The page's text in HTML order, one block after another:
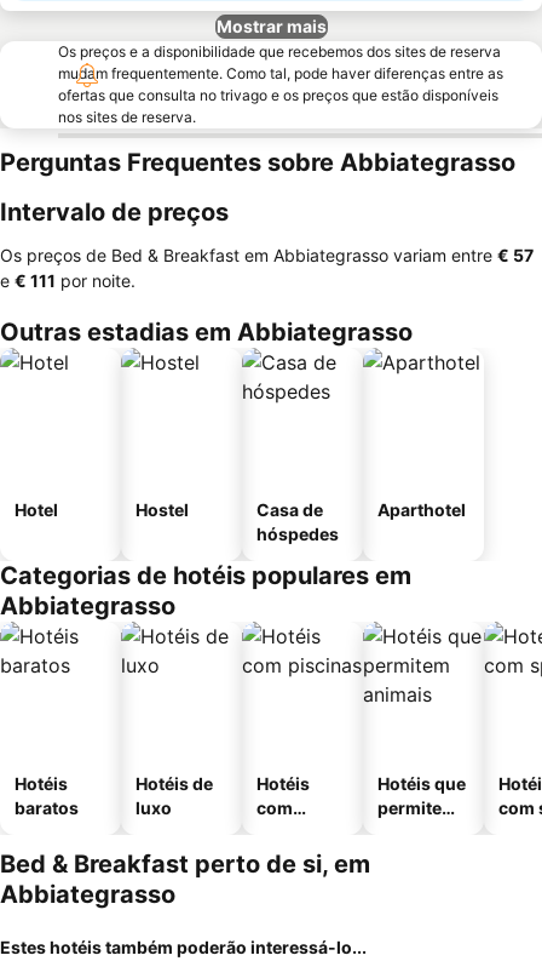
Mostrar mais
Os preços e a disponibilidade que recebemos dos sites de reserva
mudam frequentemente. Como tal, pode haver diferenças entre as
ofertas que consulta no trivago e os preços que estão disponíveis
nos sites de reserva.
Perguntas Frequentes sobre Abbiategrasso
Intervalo de preços
Os preços de Bed & Breakfast em Abbiategrasso variam entre ‎€ 57
e ‎€ 111 por noite.
Outras estadias em Abbiategrasso
Hotel Hostel
Casa de
hóspedes
Aparthotel
Categorias de hotéis populares em
Abbiategrasso
Hotéis
baratos
Hotéis de
luxo
Hotéis
com
Hotéis que
permitem
com
Bed & Breakfast perto de si, em
Abbiategrasso
Estes hotéis também poderão interessá-lo...